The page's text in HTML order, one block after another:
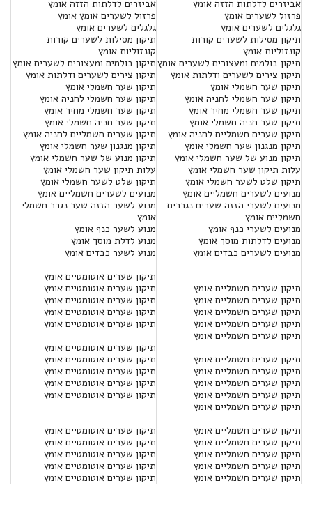
אביזרים לדלתות הזזה אומץ
פרזול לשערים אומץ
גלגלים לשערים אומץ
תיקון מסילות לשערים קורות
קונזוליות אומץ
תיקון בולמים ומעצורים לשערים אומץ
תיקון צירים לשערים ודלתות אומץ
תיקון שער חשמלי אומץ
תיקון שער חשמלי לחניה אומץ
תיקון שער חשמלי מחיר אומץ
תיקון שער חניה חשמלי אומץ
תיקון שערים חשמליים לחניה אומץ
תיקון מנגנון שער חשמלי אומץ
תיקון מנוע של שער חשמלי אומץ
עלות תיקון שער חשמלי אומץ
תיקון שלט לשער חשמלי אומץ
מנועים לשערים חשמליים אומץ
מנועים לשערי הזזה שערים נגררים
חשמליים אומץ
מנועים לשערי כנף אומץ
מנועים לדלתות מוסך אומץ
מנועים לשערים כבדים אומץ
תיקון שערים חשמליים אומץ
תיקון שערים חשמליים אומץ
תיקון שערים חשמליים אומץ
תיקון שערים חשמליים אומץ
תיקון שערים חשמליים אומץ
תיקון שערים חשמליים אומץ
תיקון שערים חשמליים אומץ
תיקון שערים חשמליים אומץ
תיקון שערים חשמליים אומץ
תיקון שערים חשמליים אומץ
תיקון שערים חשמליים אומץ
תיקון שערים חשמליים אומץ
תיקון שערים חשמליים אומץ
תיקון שערים חשמליים אומץ
תיקון שערים חשמליים אומץ
אביזרים לדלתות הזזה אומץ
פרזול לשערים אומץ אומץ
גלגלים לשערים אומץ
תיקון מסילות לשערים קורות
קונזוליות אומץ
תיקון בולמים ומעצורים לשערים אומץ
תיקון צירים לשערים ודלתות אומץ
תיקון שער חשמלי אומץ
תיקון שער חשמלי לחניה אומץ
תיקון שער חשמלי מחיר אומץ
תיקון שער חניה חשמלי אומץ
תיקון שערים חשמליים לחניה אומץ
תיקון מנגנון שער חשמלי אומץ
תיקון מנוע של שער חשמלי אומץ
עלות תיקון שער חשמלי אומץ
תיקון שלט לשער חשמלי אומץ
מנועים לשערים חשמליים אומץ
מנוע לשער הזזה שער נגרר חשמלי
אומץ
מנוע לשער כנף אומץ
מנוע לדלת מוסך אומץ
מנוע לשער כבדים אומץ
תיקון שערים אוטומטיים אומץ
תיקון שערים אוטומטיים אומץ
תיקון שערים אוטומטיים אומץ
תיקון שערים אוטומטיים אומץ
תיקון שערים אוטומטיים אומץ
תיקון שערים אוטומטיים אומץ
תיקון שערים אוטומטיים אומץ
תיקון שערים אוטומטיים אומץ
תיקון שערים אוטומטיים אומץ
תיקון שערים אוטומטיים אומץ
תיקון שערים אוטומטיים אומץ
תיקון שערים אוטומטיים אומץ
תיקון שערים אוטומטיים אומץ
תיקון שערים אוטומטיים אומץ
תיקון שערים אוטומטיים אומץ